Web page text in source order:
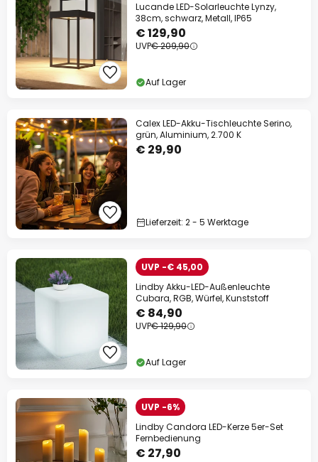
Lucande LED-Solarleuchte Lynzy,
38cm, schwarz, Metall, IP65
€ 129,90
UVP€ 209,90
Auf Lager
Calex LED-Akku-Tischleuchte Serino,
grün, Aluminium, 2.700 K
€ 29,90
Lieferzeit: 2 - 5 Werktage
UVP -€ 45,00
Lindby Akku-LED-Außenleuchte
Cubara, RGB, Würfel, Kunststoff
€ 84,90
UVP€ 129,90
Auf Lager
UVP -6%
Lindby Candora LED-Kerze 5er-Set
Fernbedienung
€ 27,90